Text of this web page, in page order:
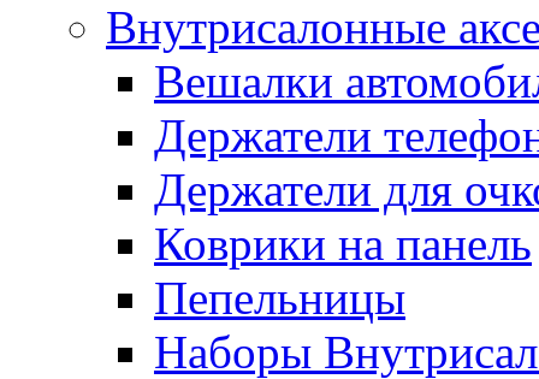
Внутрисалонные
Вешалки
Держатели
Держатели для
Коврики на панель
Пепельницы
Наборы